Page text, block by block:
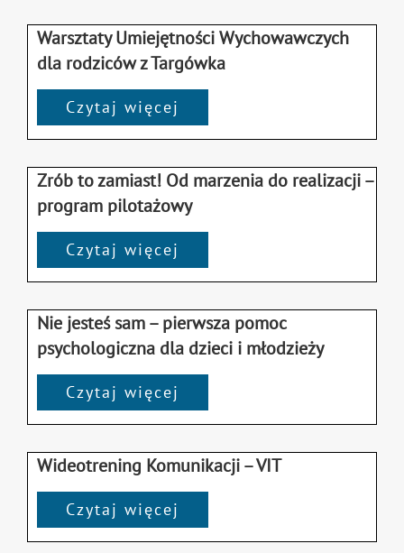
Warsztaty Umiejętności Wychowawczych
dla rodziców z Targówka
Czytaj więcej
Zrób to zamiast! Od marzenia do realizacji –
program pilotażowy
Czytaj więcej
Nie jesteś sam – pierwsza pomoc
psychologiczna dla dzieci i młodzieży
Czytaj więcej
Wideotrening Komunikacji – VIT
Czytaj więcej